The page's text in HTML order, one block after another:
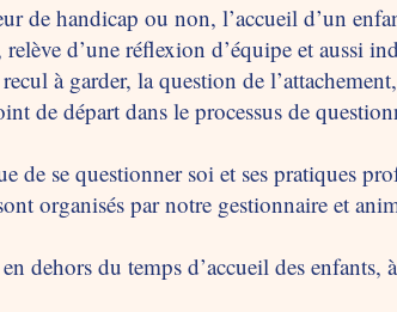
de handicap ou non, l’accueil d’un
relève d’une réflexion d’équipe et aussi
à garder, la question de
de départ dans le processus de
de se questionner soi et ses pratiques
organisés par notre gestionnaire et
dehors du temps d’accueil des enfants,